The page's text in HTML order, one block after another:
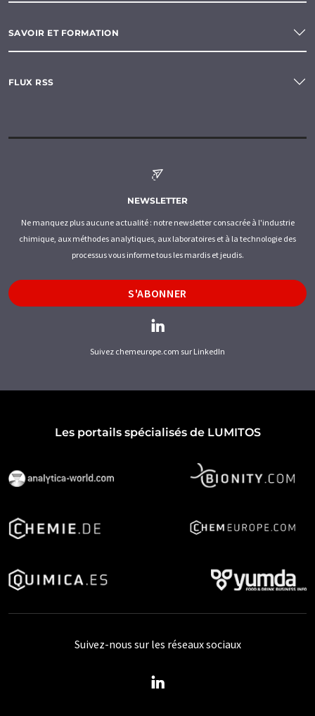
SAVOIR ET FORMATION
FLUX RSS
NEWSLETTER
Ne manquez plus aucune actualité : notre newsletter consacrée à l'industrie
chimique, aux méthodes analytiques, aux laboratoires et à la technologie des
processus vous informe tous les mardis et jeudis.
S'ABONNER
Suivez chemeurope.com sur LinkedIn
Les portails spécialisés de LUMITOS
Suivez-nous sur les réseaux sociaux